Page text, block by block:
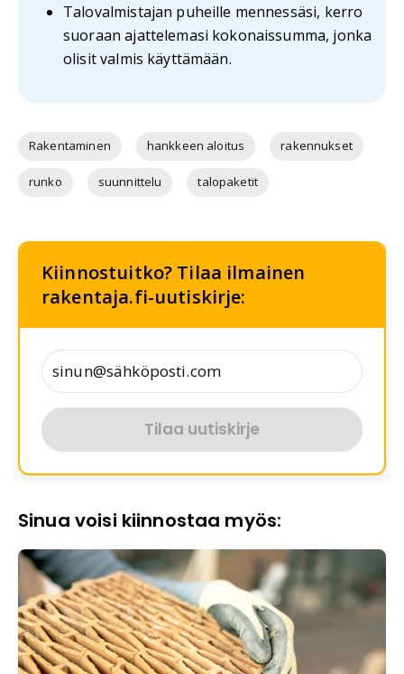
Talovalmistajan puheille mennessäsi, kerro
suoraan ajattelemasi kokonaissumma, jonka
olisit valmis käyttämään.
Rakentaminen hankkeen aloitus rakennukset
runko suunnittelu talopaketit
Kiinnostuitko? Tilaa ilmainen
rakentaja.fi-uutiskirje:
Tilaa uutiskirje
Sinua voisi kiinnostaa myös: